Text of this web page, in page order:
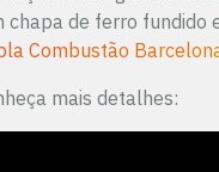
de ferro fundido
Combustão
mais detalhes: